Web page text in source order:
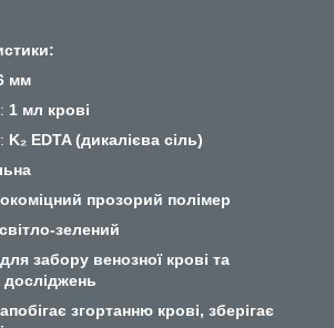
мм
1 мл крові
K₂ EDTA (дикалієва сіль)
прозорий полімер
світло-зелений
для забору венозної крові та
досліджень
згортанню крові, зберігає